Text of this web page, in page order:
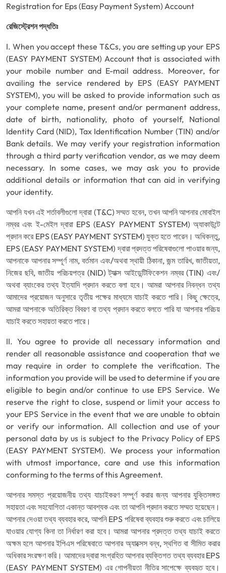
Registration for Eps (Easy Payment System) Account
রেজিস্ট্রেশন পদ্ধতিঃ
I. When you accept these T&Cs, you are setting up your EPS
(EASY PAYMENT SYSTEM) Account that is associated with
your mobile number and E-mail address. Moreover, for
availing the service rendered by EPS (EASY PAYMENT
SYSTEM), you will be asked to provide information such as
your complete name, present and/or permanent address,
date of birth, nationality, photo of yourself, National
Identity Card (NID), Tax Identification Number (TIN) and/or
Bank details. We may verify your registration information
through a third party verification vendor, as we may deem
necessary. In some cases, we may ask you to provide
additional details or information that can aid in verifying
your identity.
আপনি যখন এই শর্তাবলীগুলো দ্বারা (T&C) সম্মত হবেন, তখন আপনি আপনার মোবাইল
নম্বর এবং ই-মেইল দ্বারা EPS (EASY PAYMENT SYSTEM) অ্যাকাউন্টে
প্রদান করে EPS (EASY PAYMENT SYSTEM) যুক্ত হতে পারেন। অধিকন্তু,
EPS (EASY PAYMENT SYSTEM) দ্বারা প্রদত্ত পরিষেবাগুলো পাওয়ার জন্য,
আপনাকে আপনার সম্পূর্ণ নাম, বর্তমান এবং/অথবা স্থায়ী ঠিকানা, জন্ম তারিখ, জাতীয়তা,
নিজের ছবি, জাতীয় পরিচয়পত্র (NID) ট্যাক্স আইডেন্টিফিকেশন নম্বর (TIN) এবং/
অথবা ব্যাংকের তথ্য ইত্যাদি প্রদান করতে বলা হবে। আমরা আপনার নিবন্ধন তথ্য
আমাদের প্রয়োজন অনুসারে তৃতীয় পক্ষের মাধ্যমে যাচাই করতে পারি। কিছু ক্ষেত্রে,
আমরা আপনাকে অতিরিক্ত বিবরণ বা তথ্য প্রদান করতে বলতে পারি যা আপনার পরিচয়
যাচাই করতে সহায়তা করতে পারে।
II. You agree to provide all necessary information and
render all reasonable assistance and cooperation that we
may require in order to complete the verification. The
information you provide will be used to determine if you are
eligible to begin and/or continue to use EPS Service. We
reserve the right to close, suspend or limit your access to
your EPS Service in the event that we are unable to obtain
or verify our information. All collection and use of your
personal data by us is subject to the Privacy Policy of EPS
(EASY PAYMENT SYSTEM). We process your information
with utmost importance, care and use this information
conforming to the terms of this Agreement.
আপনার সমস্ত প্রয়োজনীয় তথ্য যাচাইকরণ সম্পূর্ণ করার জন্য আপনার যুক্তিসঙ্গত
সহায়তা এবং সহযোগিতা একান্ত আবশ্যক এবং তা আপনি প্রদান করতে সম্মত হয়েছেন।
আপনার দেওয়া তথ্য ব্যবহার করে, আপনি EPS পরিষেবা ব্যবহার শুরু করতে এবং চালিয়ে
যাওয়ার যোগ্য কিনা তা নির্ধারণ করা হবে। আমরা আপনার প্রদত্ত তথ্য যাচাই করতে
অক্ষম হলে আপনার ইপিএস পরিষেবাতে আপনার অ্যাক্সেস বন্ধ, স্থগিত বা সীমিত করার
অধিকার সংরক্ষণ করি। আমাদের দ্বারা সংগ্রহিত আপনার ব্যক্তিগত তথ্য ব্যবহার EPS
(EASY PAYMENT SYSTEM) এর গোপনীয়তা নীতির সাপেক্ষে ব্যবহৃত হবে।